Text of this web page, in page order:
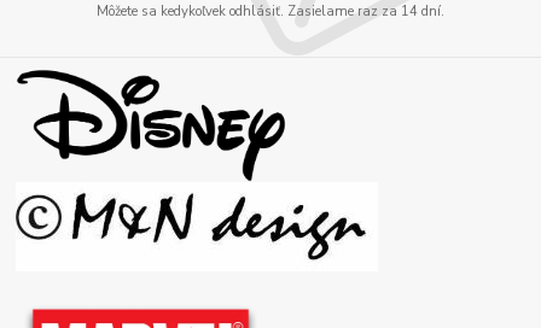
Môžete sa kedykoľvek odhlásiť. Zasielame raz za 14 dní.